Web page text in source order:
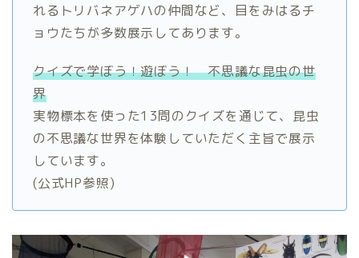
れるトリバネアゲハの仲間など、目をみはるチ
ョウたちが多数展示してあります。
クイズで学ぼう！遊ぼう！ 不思議な昆虫の世
界
実物標本を使った13問のクイズを通じて、昆虫
の不思議な世界を体験していただく主旨で展示
しています。
(公式HP参照)